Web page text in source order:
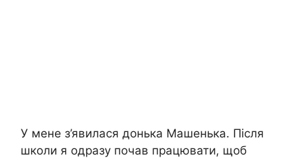
У мене з’явилася донька Машенька. Після
школи я одразу почав працювати, щоб